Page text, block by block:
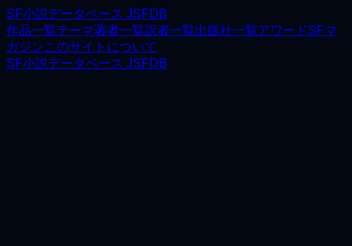
SF小説データベース JSFDB
作品一覧テーマ著者一覧訳者一覧出版社一覧アワードSFマ
ガジンこのサイトについて
SF小説データベース JSFDB